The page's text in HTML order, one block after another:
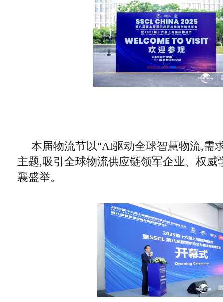
本届物流节以"AI驱动全球智慧物流,需
主题,吸引全球物流供应链领军企业、权威
襄盛举。